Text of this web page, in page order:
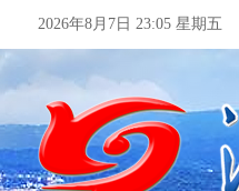
2026年8月7日 23:05 星期五